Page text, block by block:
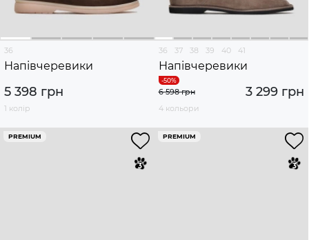
36
Напівчеревики
5 398 грн
1 колір
36 37 38 39 40 41
Напівчеревики
3 299 грн
6 598 грн
4 кольори
PREMIUM PREMIUM